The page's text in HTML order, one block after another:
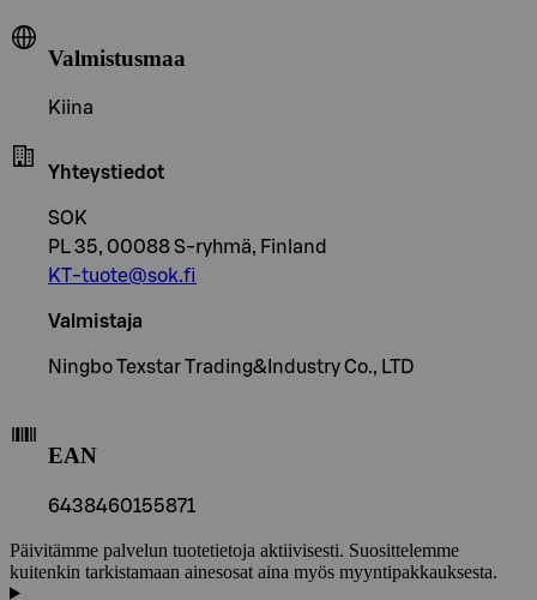
Valmistusmaa
Kiina
Yhteystiedot
SOK
PL 35, 00088 S-ryhmä, Finland
KT-tuote@sok.fi
Valmistaja
Ningbo Texstar Trading&Industry Co., LTD
EAN
6438460155871
Päivitämme palvelun tuotetietoja aktiivisesti. Suosittelemme
kuitenkin tarkistamaan ainesosat aina myös myyntipakkauksesta.